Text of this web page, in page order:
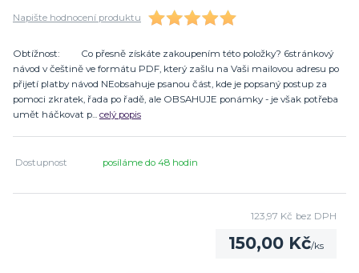
Napište hodnocení produktu
Obtížnost: Co přesně získáte zakoupením této položky? 6stránkový
návod v češtině ve formátu PDF, který zašlu na Vaši mailovou adresu po
přijetí platby návod NEobsahuje psanou část, kde je popsaný postup za
pomoci zkratek, řada po řadě, ale OBSAHUJE ponámky - je však potřeba
umět háčkovat p... celý popis
Dostupnost posíláme do 48 hodin
150,00 Kč/ks
123,97 Kč bez DPH